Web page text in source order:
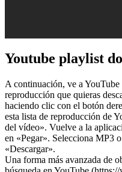
Youtube playlist
A continuación, ve a
reproducción que quieras
haciendo clic con el botón
esta lista de reproducción de
del vídeo». Vuelve a la
en «Pegar». Selecciona MP3
«Descargar».
Una forma más avanzada de